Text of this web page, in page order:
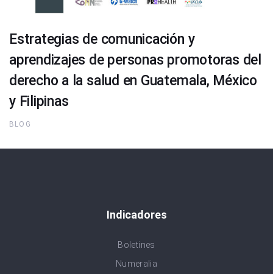
Estrategias de comunicación y
aprendizajes de personas promotoras del
derecho a la salud en Guatemala, México
y Filipinas
BLOG
Indicadores
Boletines
Numeralia